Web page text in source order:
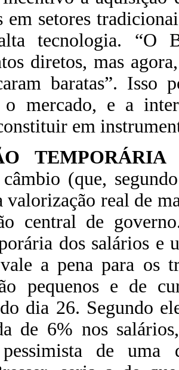
em setores
tecnologia. “O
diretos, mas
baratas”. Isso
o mercado, e a
em
TEMPORÁRIA
(que,
valorização real de
central de
dos salários e
a pena para os
pequenos e de
dia 26. Segundo
de 6% nos
de uma